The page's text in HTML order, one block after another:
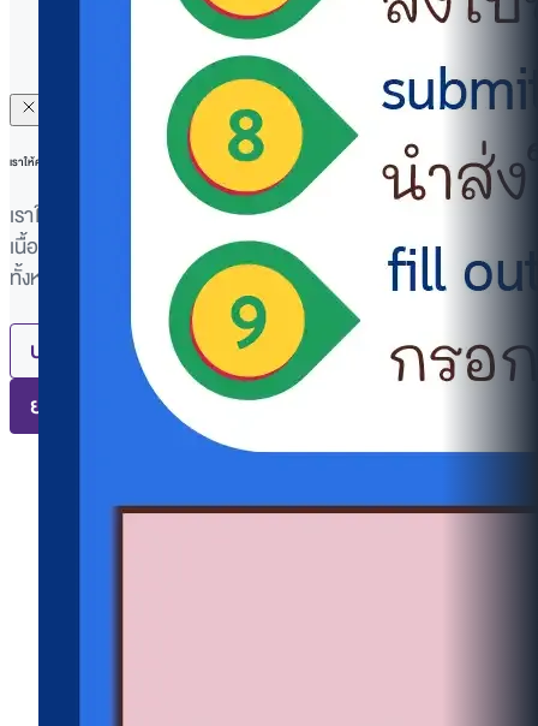
© 2569 วิทยาลัยนานาชาติ มหาวิทยาลัยมหิดล (MUIC) สงวน
ความคิดเห็นและประเมินเว็บไซต์
เราให้ความสำคัญกับความเป็นส่วนตัวของคุณ
เราใช้คุกกี้เพื่อปรับปรุงประสบการณ์การใช้งาน แสดงโฆษณาหรือ
เนื้อหาที่เหมาะสม และวิเคราะห์การเข้าใช้งาน การคลิก "ยอมรับ
ทั้งหมด" หมายความว่าคุณยินยอมให้เราใช้คุกกี้อ่านเพิ่มเติม
ปฏิเสธทั้งหมด
ยอมรับทั้งหมด